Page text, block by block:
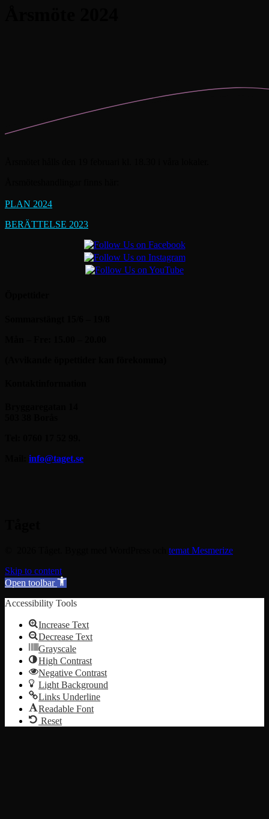
PLAN 2024
BERÄTTELSE 2023
info@taget.se
temat Mesmerize
Skip to content
Open toolbar
Accessibility Tools
Increase Text
Decrease Text
Grayscale
High Contrast
Negative Contrast
Light Background
Links Underline
Readable Font
Reset